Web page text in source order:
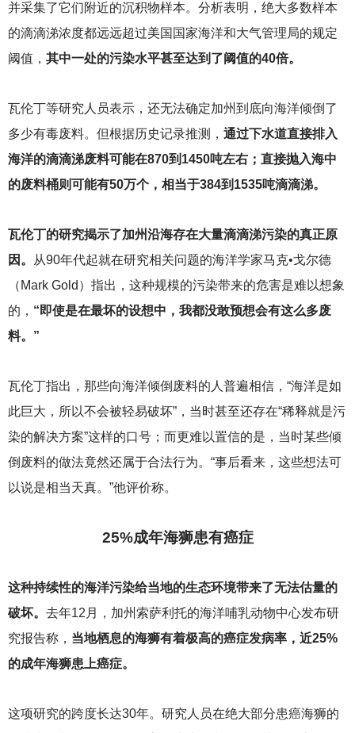
并采集了它们附近的沉积物样本。分析表明，绝大多数样本
的滴滴涕浓度都远远超过美国国家海洋和大气管理局的规定
阈值， 其中一处的污染水平甚至达到了阈值的40倍。
瓦伦丁等研究人员表示，还无法确定加州到底向海洋倾倒了
多少有毒废料。但根据历史记录推测， 通过下水道直接排入
海洋的滴滴涕废料可能在870到1450吨左右；直接抛入海中
的废料桶则可能有50万个，相当于384到1535吨滴滴涕。
瓦伦丁的研究揭示了加州沿海存在大量滴滴涕污染的真正原
因。
从90年代起就在研究相关问题的海洋学家马克•戈尔德
（Mark Gold）指出，这种规模的污染带来的危害是难以想象
的， “即使是在最坏的设想中，我都没敢预想会有这么多废
料。”
瓦伦丁指出，那些向海洋倾倒废料的人普遍相信，“海洋是如
此巨大，所以不会被轻易破坏”，当时甚至还存在“稀释就是污
染的解决方案”这样的口号；而更难以置信的是，当时某些倾
倒废料的做法竟然还属于合法行为。“事后看来，这些想法可
以说是相当天真。”他评价称。
25%成年海狮患有癌症
这种持续性的海洋污染给当地的生态环境带来了无法估量的
破坏。 去年12月，加州索萨利托的海洋哺乳动物中心发布研
究报告称， 当地栖息的海狮有着极高的癌症发病率，近25%
的成年海狮患上癌症。
这项研究的跨度长达30年。研究人员在绝大部分患癌海狮的